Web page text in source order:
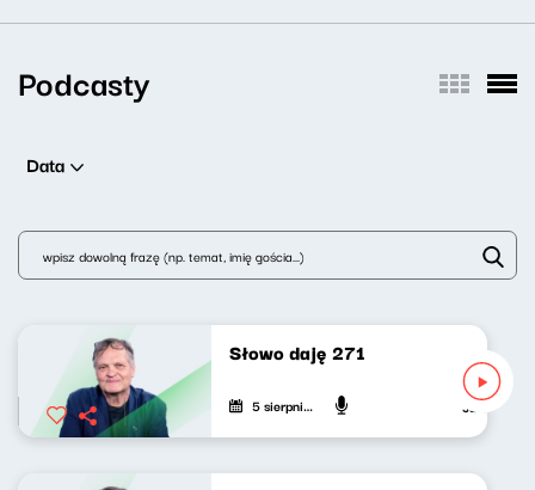
Podcasty
Data
Słowo daję 271
5 sierpnia 2026 Jarosław